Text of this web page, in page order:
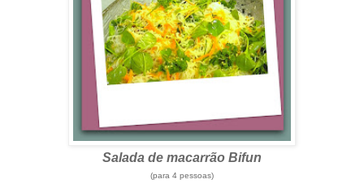
Salada de macarrão Bifun
(para 4 pessoas)